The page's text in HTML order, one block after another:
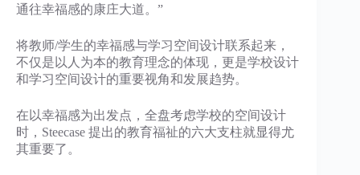
通往幸福感的康庄大道。”
将教师/学生的幸福感与学习空间设计联系起来，
不仅是以人为本的教育理念的体现，更是学校设计
和学习空间设计的重要视角和发展趋势。
在以幸福感为出发点，全盘考虑学校的空间设计
时，Steecase 提出的教育福祉的六大支柱就显得尤
其重要了。